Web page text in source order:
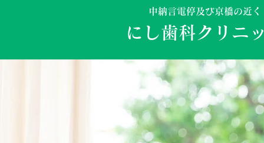
中納言電停及び京橋の近く
にし歯科クリニ